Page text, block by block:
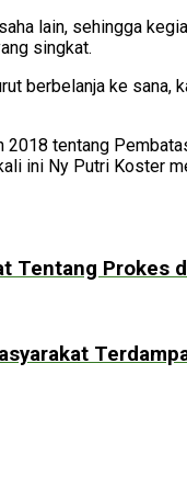
lain, sehingga
singkat.
berbelanja ke
tentang
ini Ny Putri
Tentang Prokes